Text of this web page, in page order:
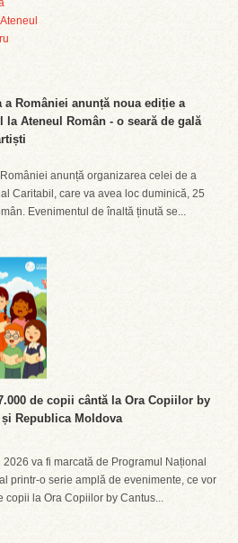
a României anunță noua ediție a
Ateneul Român - o seară de gală
anunță organizarea celei de a
Caritabil, care va avea loc duminică, 25
Evenimentul de înaltă ținută se...
de copii cântă la Ora Copiilor by
Republica Moldova
va fi marcată de Programul Național
printr-o serie amplă de evenimente, ce vor
copii la Ora Copiilor by Cantus...